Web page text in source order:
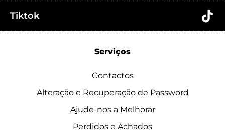
Tiktok
Serviços
Contactos
Alteração e Recuperação de Password
Ajude-nos a Melhorar
Perdidos e Achados